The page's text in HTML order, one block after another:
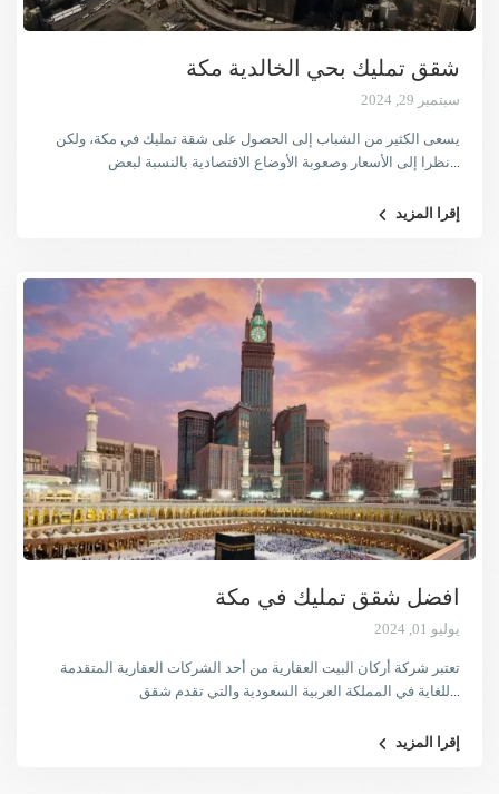
شقق تمليك بحي الخالدية مكة
سبتمبر 29, 2024
يسعى الكثير من الشباب إلى الحصول على شقة تمليك في مكة، ولكن
نظرا إلى الأسعار وصعوبة الأوضاع الاقتصادية بالنسبة لبعض...
إقرا المزيد
افضل شقق تمليك في مكة
يوليو 01, 2024
تعتبر شركة أركان البيت العقارية من أحد الشركات العقارية المتقدمة
للغاية في المملكة العربية السعودية والتي تقدم شقق...
إقرا المزيد